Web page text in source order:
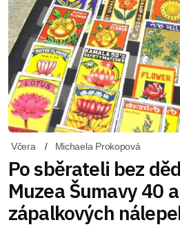
Včera Michaela Prokopová
Po sběrateli bez
Muzea Šumavy 40
zápalkových